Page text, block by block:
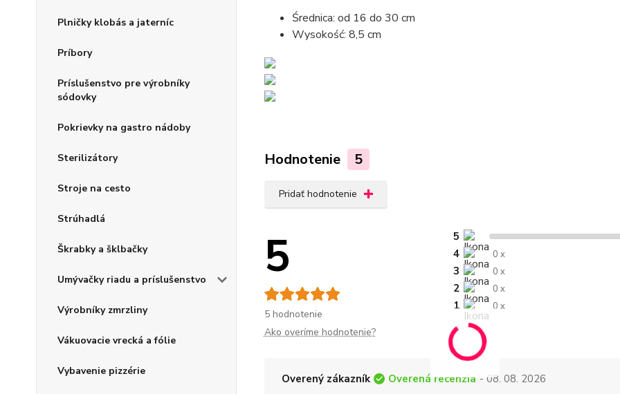
Plničky klobás a jaterníc
Príbory
Príslušenstvo pre výrobníky
sódovky
Pokrievky na gastro nádoby
Sterilizátory
Stroje na cesto
Strúhadlá
Škrabky a šklbačky
Umývačky riadu a príslušenstvo
Výrobníky zmrzliny
Vákuovacie vrecká a fólie
Vybavenie pizzérie
Średnica: od 16 do 30 cm
Wysokość: 8,5 cm
Hodnotenie 5
Pridať hodnotenie
5
5 hodnotenie
5
4
0 x
3 0 x
2 0 x
1 0 x
Ako overíme hodnotenie?
Overený zákazník Overená recenzia - 08. 08. 2026